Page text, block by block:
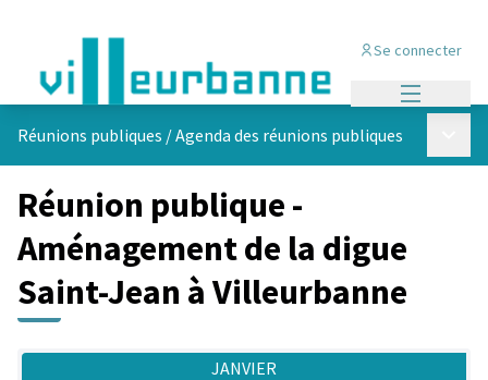
Se connecter
Réunions publiques /Agenda des réunions publiques
Réunion publique -
Aménagement de la digue
Saint-Jean à Villeurbanne
JANVIER